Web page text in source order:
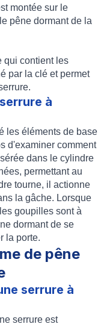
montée sur le
pêne dormant de la
qui contient les
par la clé et permet
à
les éléments de base
d'examiner comment
dans le cylindre
permettant au
tourne, il actionne
la gâche. Lorsque
goupilles sont à
dormant de se
la porte.
de pêne
serrure à
serrure est